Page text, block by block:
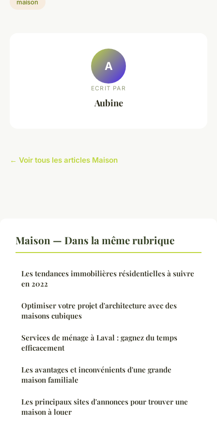
maison
A
ECRIT PAR
Aubine
← Voir tous les articles Maison
Maison — Dans la même rubrique
Les tendances immobilières résidentielles à suivre
en 2022
Optimiser votre projet d'architecture avec des
maisons cubiques
Services de ménage à Laval : gagnez du temps
efficacement
Les avantages et inconvénients d'une grande
maison familiale
Les principaux sites d'annonces pour trouver une
maison à louer